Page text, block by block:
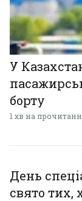
У
борту
1 хв на
День
свято тих,